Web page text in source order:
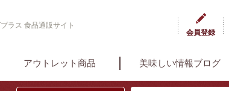
ラス 食品通販サイト
会員登録
アウトレット商品 美味しい情報ブログ